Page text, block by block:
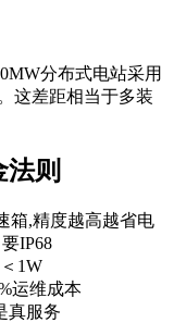
分布式电站采用
这差距相当于多装
则
箱,精度越高越省电
IP68
1W
运维成本
真服务